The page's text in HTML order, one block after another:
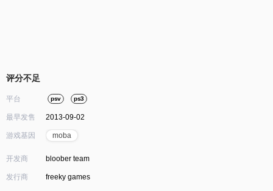
评分不足
平台 psv ps3
最早发售 2013-09-02
游戏基因 moba
开发商 bloober team
发行商 freeky games